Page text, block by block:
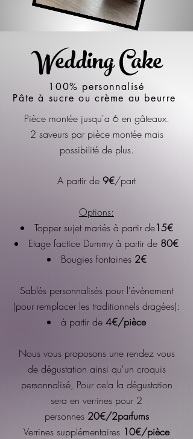
Wedding Cake
100% personnalisé
Pâte à sucre ou crème au beurre
Pièce montée jusqu'a 6 en gâteaux.
2 saveurs par pièce montée mais
possibilité de plus.
A partir de 9€/part
Options:
Topper sujet mariés à partir de15€
Etage factice Dummy à partir de 80€
Bougies fontaines 2€
Sablés personnalisés pour l'évènement
(pour remplacer les traditionnels dragées)​:
à partir de 4€/pièce
Nous vous proposons une rendez vous
de dégustation ainsi qu'un croquis
personnalisé, Pour cela la dégustation
sera en verrines pour 2
personnes 20€/2parfums
Verrines supplémentaires 10€/pièce